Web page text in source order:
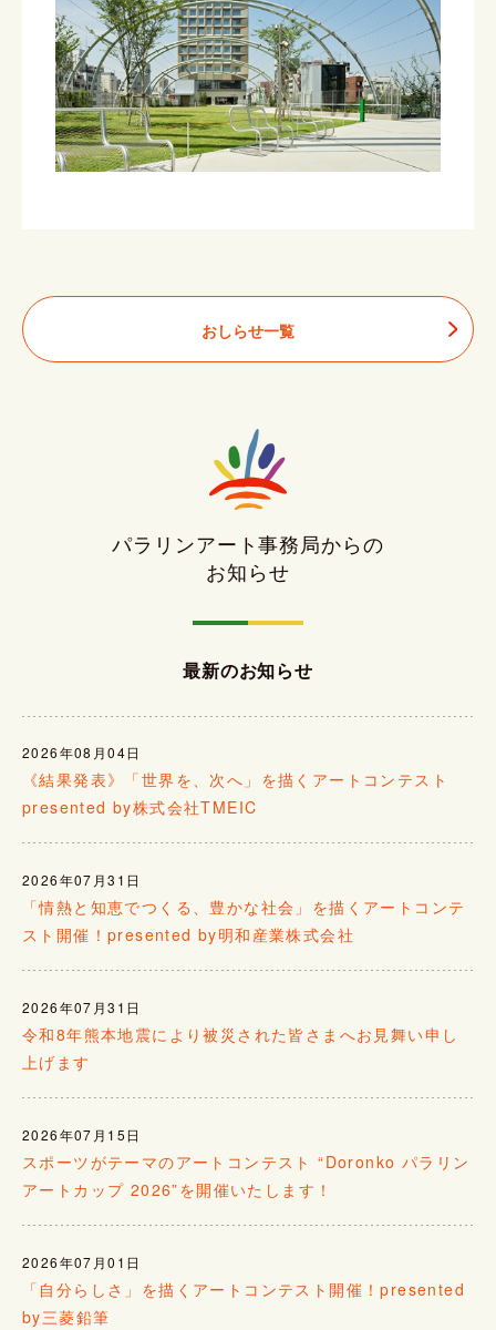
おしらせ一覧
パラリンアート事務局からの
お知らせ
最新のお知らせ
2026年08月04日
《結果発表》「世界を、次へ」を描くアートコンテスト
presented by株式会社TMEIC
2026年07月31日
「情熱と知恵でつくる、豊かな社会」を描くアートコンテ
スト開催！presented by明和産業株式会社
2026年07月31日
令和8年熊本地震により被災された皆さまへお見舞い申し
上げます
2026年07月15日
スポーツがテーマのアートコンテスト “Doronko パラリン
アートカップ 2026”を開催いたします！
2026年07月01日
「自分らしさ」を描くアートコンテスト開催！presented
by三菱鉛筆